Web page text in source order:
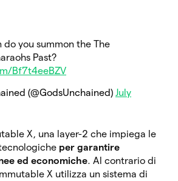
do you summon the The
Past?
Bf7t4eeBZV
(@GodsUnchained) July
X, una layer-2 che impiega le
per garantire
ed economiche. Al contrario di
X utilizza un sistema di